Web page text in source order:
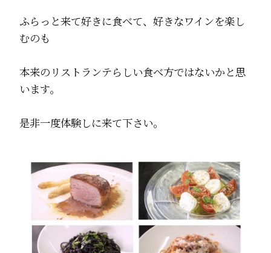
ふらっと来て好きに食べて、好きなワインを楽し
むのも
本来のリストランテらしい食べ方ではないかと思
います。
是非一度体験しに来て下さい。